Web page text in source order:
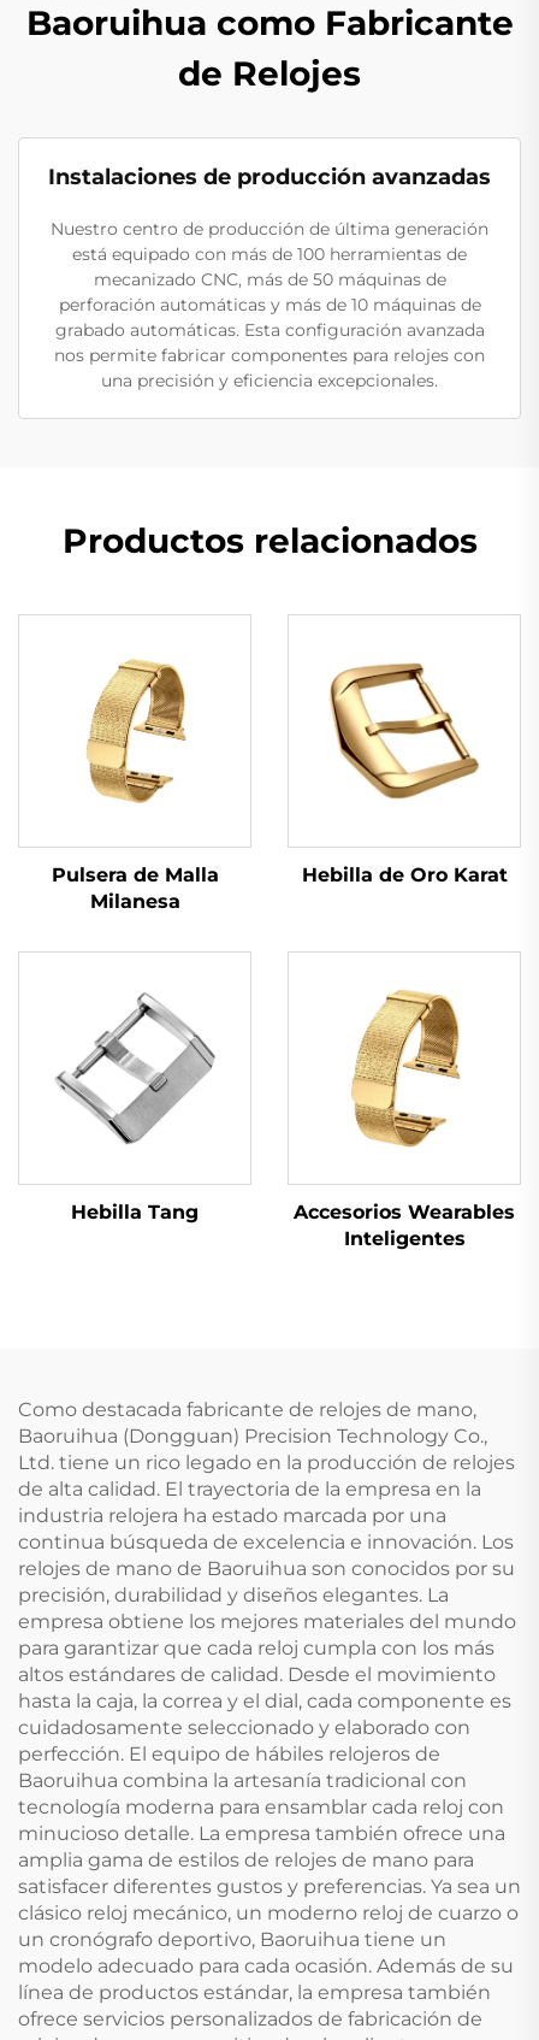
Baoruihua como Fabricante
de Relojes
Instalaciones de producción avanzadas
Nuestro centro de producción de última generación
está equipado con más de 100 herramientas de
mecanizado CNC, más de 50 máquinas de
perforación automáticas y más de 10 máquinas de
grabado automáticas. Esta configuración avanzada
nos permite fabricar componentes para relojes con
una precisión y eficiencia excepcionales.
Productos relacionados
Pulsera de Malla
Milanesa
Hebilla de Oro Karat
Hebilla Tang
Accesorios Wearables
Inteligentes
Como destacada fabricante de relojes de mano,
Baoruihua (Dongguan) Precision Technology Co.,
Ltd. tiene un rico legado en la producción de relojes
de alta calidad. El trayectoria de la empresa en la
industria relojera ha estado marcada por una
continua búsqueda de excelencia e innovación. Los
relojes de mano de Baoruihua son conocidos por su
precisión, durabilidad y diseños elegantes. La
empresa obtiene los mejores materiales del mundo
para garantizar que cada reloj cumpla con los más
altos estándares de calidad. Desde el movimiento
hasta la caja, la correa y el dial, cada componente es
cuidadosamente seleccionado y elaborado con
perfección. El equipo de hábiles relojeros de
Baoruihua combina la artesanía tradicional con
tecnología moderna para ensamblar cada reloj con
minucioso detalle. La empresa también ofrece una
amplia gama de estilos de relojes de mano para
satisfacer diferentes gustos y preferencias. Ya sea un
clásico reloj mecánico, un moderno reloj de cuarzo o
un cronógrafo deportivo, Baoruihua tiene un
modelo adecuado para cada ocasión. Además de su
línea de productos estándar, la empresa también
ofrece servicios personalizados de fabricación de